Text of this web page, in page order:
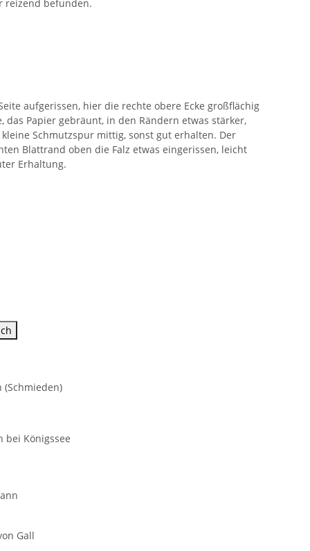
reizend befunden.
aufgerissen, hier die rechte obere Ecke großflächig
das Papier gebräunt, in den Rändern etwas stärker,
Schmutzspur mittig, sonst gut erhalten. Der
Blattrand oben die Falz etwas eingerissen, leicht
Erhaltung.
bei Königssee
Gall